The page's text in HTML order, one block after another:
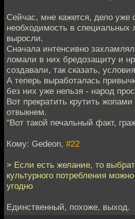
Сейчас, мне кажется, дело уже
необходимость в специальных
выросли.
Сначала интенсивно
ломали в них бредозащиту и
создавали, так сказать,
А теперь выработалась
без них уже нельзя - народ
Вот прекратить крутить
отвыкнем.
"Вот такой печальный факт,
Кому: Gedeon, #22
> Если есть желание, то
культурного потребления
угодно
Единственный, похоже, выход.